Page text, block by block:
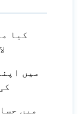
کیا
میں
میں